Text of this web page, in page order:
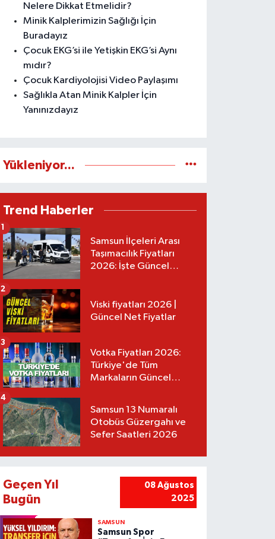
Nelere Dikkat Etmelidir?
Minik Kalplerimizin Sağlığı İçin
Buradayız
Çocuk EKG’si ile Yetişkin EKG’si Aynı
mıdır?
Çocuk Kardiyolojisi Video Paylaşımı
Sağlıkla Atan Minik Kalpler İçin
Yanınızdayız
Yükleniyor...
Trend Haberler
Samsun İlçeleri Arası
Taşımacılık Fiyatları
2026: İşte Güncel
1
Viski fiyatları 2026 |
Güncel Net Fiyatlar
2
Votka Fiyatları 2026:
Türkiye'de Tüm
Markaların Güncel
3
Samsun 13 Numaralı
Otobüs Güzergahı ve
Sefer Saatleri 2026
4
Geçen Yıl
Bugün
08 Ağustos
2025
SAMSUN
Samsun Spor